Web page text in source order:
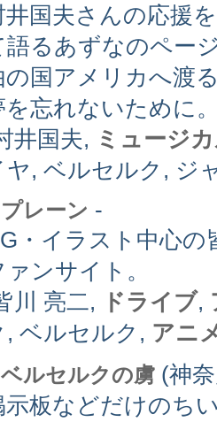
井国夫さんの応援
語るあずなのペー
の国アメリカへ渡
を忘れないために
井国夫, ミュージ
ヤ, ベルセルク, ジ
プレーン -
・イラスト中心の
ァンサイト。
川 亮二, ドライブ,
, ベルセルク, アニ
ベルセルクの虜 (神
示板などだけのち